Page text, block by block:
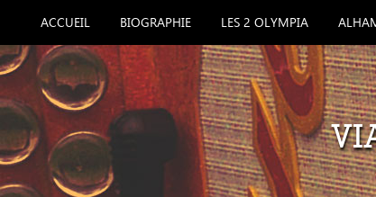
ACCUEIL BIOGRAPHIE LES 2 OLYMPIA